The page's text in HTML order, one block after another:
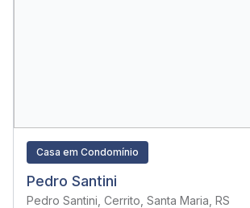
Casa em Condomínio
Pedro Santini
Pedro Santini, Cerrito, Santa Maria, RS